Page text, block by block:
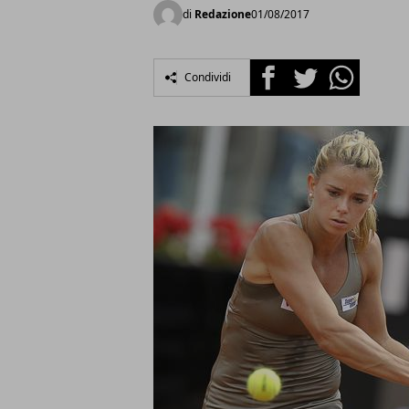
di Redazione01/08/2017
Condividi FacebookTwitterWhatsapp